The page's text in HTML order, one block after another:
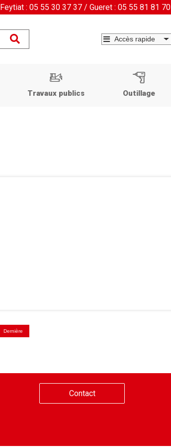
Feytiat : 05 55 30 37 37 / Gueret : 05 55 81 81 70
Travaux publics Outillage
Dernière
Contact